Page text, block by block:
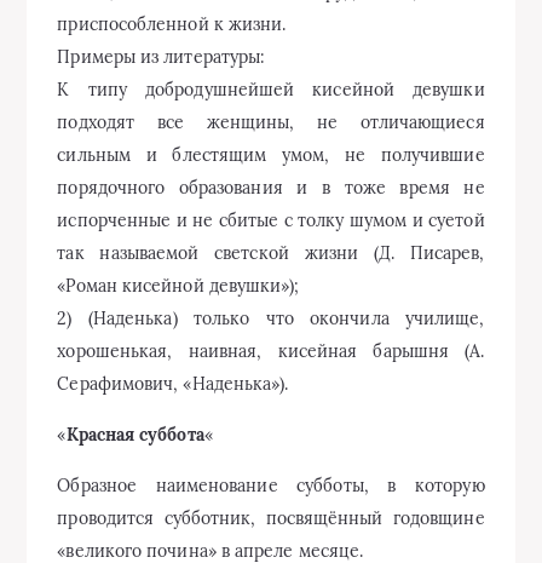
приспособленной к жизни.
Примеры из литературы:
К типу добродушнейшей кисейной девушки
подходят все женщины, не отличающиеся
сильным и блестящим умом, не получившие
порядочного образования и в тоже время не
испорченные и не сбитые с толку шумом и суетой
так называемой светской жизни (Д. Писарев,
«Роман кисейной девушки»);
2) (Наденька) только что окончила училище,
хорошенькая, наивная, кисейная барышня (А.
Серафимович, «Наденька»).
«Красная суббота«
Образное наименование субботы, в которую
проводится субботник, посвящённый годовщине
«великого почина» в апреле месяце.